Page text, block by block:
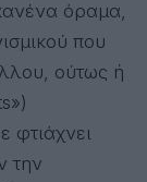
όραμα,
που
ούτως ή
φτιάχνει
την